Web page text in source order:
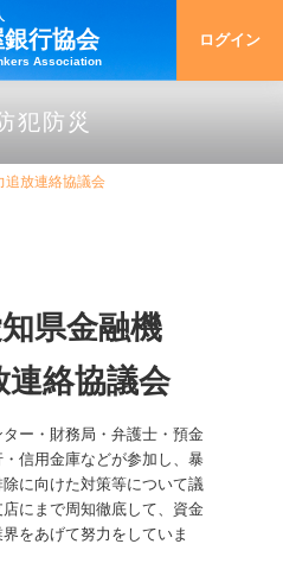
行協会
Association
ログイン
犯防災
追放連絡協議会
県金融機
絡協議会
ー・財務局・弁護士・預金
信用金庫などが参加し、暴
に向けた対策等について議
にまで周知徹底して、資金
をあげて努力をしていま